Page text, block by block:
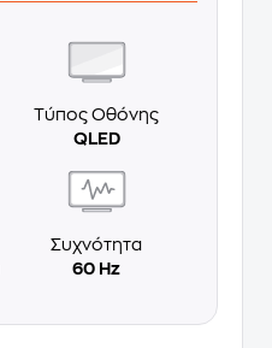
Τύπος Οθόνης
QLED
Συχνότητα
60 Hz